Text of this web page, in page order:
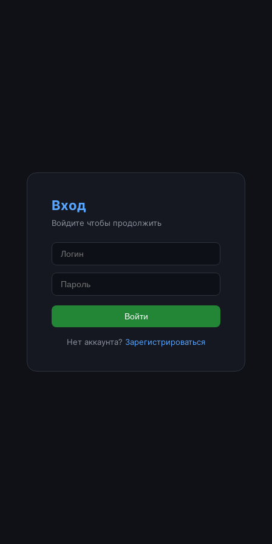
Вход
Войдите чтобы продолжить
Войти
Нет аккаунта? Зарегистрироваться